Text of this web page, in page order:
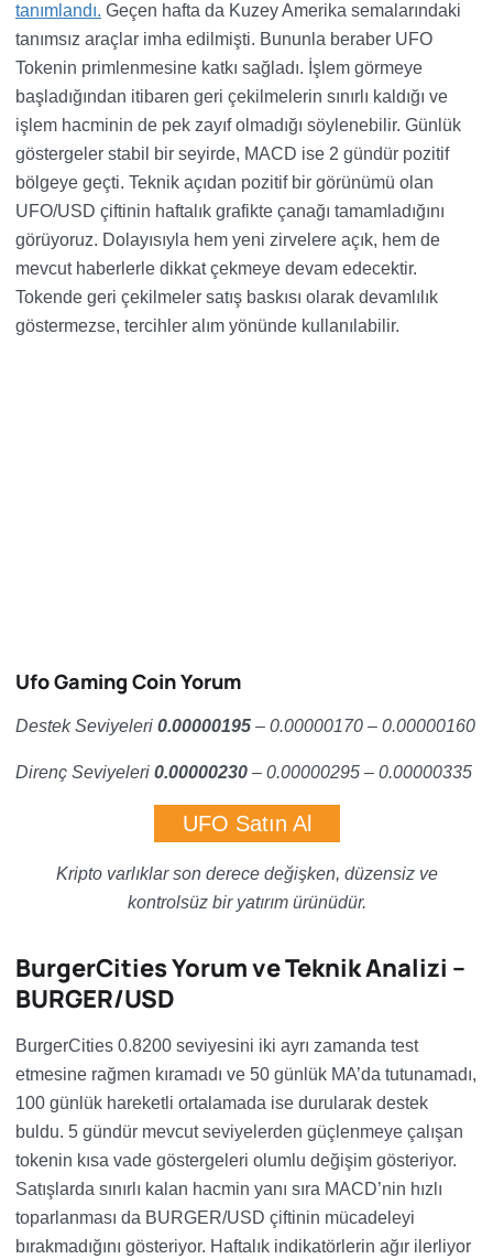
tanımlandı. Geçen hafta da Kuzey Amerika semalarındaki
tanımsız araçlar imha edilmişti. Bununla beraber UFO
Tokenin primlenmesine katkı sağladı. İşlem görmeye
başladığından itibaren geri çekilmelerin sınırlı kaldığı ve
işlem hacminin de pek zayıf olmadığı söylenebilir. Günlük
göstergeler stabil bir seyirde, MACD ise 2 gündür pozitif
bölgeye geçti. Teknik açıdan pozitif bir görünümü olan
UFO/USD çiftinin haftalık grafikte çanağı tamamladığını
görüyoruz. Dolayısıyla hem yeni zirvelere açık, hem de
mevcut haberlerle dikkat çekmeye devam edecektir.
Tokende geri çekilmeler satış baskısı olarak devamlılık
göstermezse, tercihler alım yönünde kullanılabilir.
Ufo Gaming Coin Yorum
Destek Seviyeleri 0.00000195 – 0.00000170 – 0.00000160
Direnç Seviyeleri 0.00000230 – 0.00000295 – 0.00000335
UFO Satın Al
Kripto varlıklar son derece değişken, düzensiz ve
kontrolsüz bir yatırım ürünüdür.
BurgerCities Yorum ve Teknik Analizi –
BURGER/USD
BurgerCities 0.8200 seviyesini iki ayrı zamanda test
etmesine rağmen kıramadı ve 50 günlük MA’da tutunamadı,
100 günlük hareketli ortalamada ise durularak destek
buldu. 5 gündür mevcut seviyelerden güçlenmeye çalışan
tokenin kısa vade göstergeleri olumlu değişim gösteriyor.
Satışlarda sınırlı kalan hacmin yanı sıra MACD’nin hızlı
toparlanması da BURGER/USD çiftinin mücadeleyi
bırakmadığını gösteriyor. Haftalık indikatörlerin ağır ilerliyor